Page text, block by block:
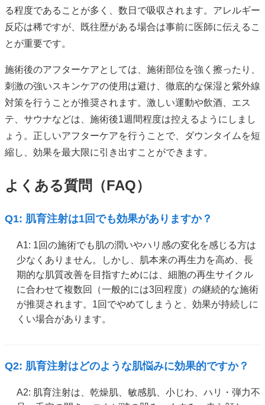
る程度であることが多く、数日で吸収されます。アレルギー
反応は稀ですが、既往歴がある場合は事前に医師に伝えるこ
とが重要です。
施術後のアフターケアとしては、施術部位を強く擦ったり、
刺激の強いスキンケアの使用は避け、徹底的な保湿と紫外線
対策を行うことが推奨されます。激しい運動や飲酒、エス
テ、サウナなどは、施術後1週間程度は控えるようにしまし
ょう。正しいアフターケアを行うことで、ダウンタイムを短
縮し、効果を最大限に引き出すことができます。
よくある質問（FAQ）
Q1: 肌育注射は1回でも効果がありますか？
A1: 1回の施術でも肌の潤いやハリ感の変化を感じる方は
少なくありません。しかし、肌本来の再生力を高め、長
期的な肌質改善を目指すためには、細胞の再生サイクル
に合わせて複数回（一般的には3回程度）の継続的な施術
が推奨されます。1回でやめてしまうと、効果が持続しに
くい場合があります。
Q2: 肌育注射はどのような肌悩みに効果的ですか？
A2: 肌育注射は、乾燥肌、敏感肌、小じわ、ハリ・弾力不